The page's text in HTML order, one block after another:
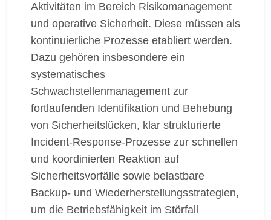
Aktivitäten im Bereich Risikomanagement
und operative Sicherheit. Diese müssen als
kontinuierliche Prozesse etabliert werden.
Dazu gehören insbesondere ein
systematisches
Schwachstellenmanagement zur
fortlaufenden Identifikation und Behebung
von Sicherheitslücken, klar strukturierte
Incident-Response-Prozesse zur schnellen
und koordinierten Reaktion auf
Sicherheitsvorfälle sowie belastbare
Backup- und Wiederherstellungsstrategien,
um die Betriebsfähigkeit im Störfall